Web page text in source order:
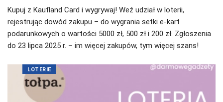
Kupuj z Kaufland Card i wygrywaj! Weź udział w loterii,
rejestrując dowód zakupu – do wygrania setki e-kart
podarunkowych o wartości 5000 zł, 500 zł i 200 zł. Zgłoszenia
do 23 lipca 2025 r. – im więcej zakupów, tym więcej szans!
LOTERIE